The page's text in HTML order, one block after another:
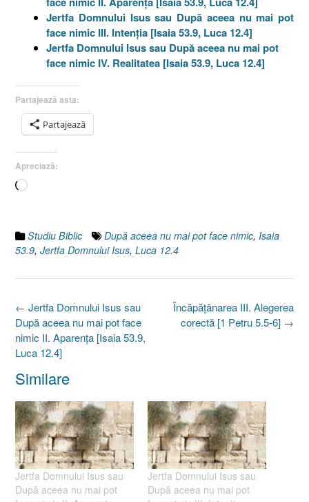
Jertfa Domnului Isus sau După aceea nu mai pot
face nimic III. Intenţia [Isaia 53.9, Luca 12.4]
Jertfa Domnului Isus sau După aceea nu mai pot
face nimic IV. Realitatea [Isaia 53.9, Luca 12.4]
Partajează asta:
Partajează
Apreciază:
Încarc...
Studiu Biblic După aceea nu mai pot face nimic, Isaia
53.9, Jertfa Domnului Isus, Luca 12.4
Post
navigation
Încăpăţânarea III. Alegerea
corectă [1 Petru 5.5-6] →
← Jertfa Domnului Isus sau
După aceea nu mai pot face
nimic II. Aparenţa [Isaia 53.9,
Luca 12.4]
Similare
Jertfa Domnului Isus sau
După aceea nu mai pot
Jertfa Domnului Isus sau
După aceea nu mai pot